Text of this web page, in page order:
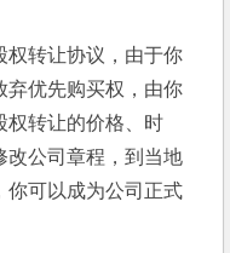
权转让协议，由于你
弃优先购买权，由你
权转让的价格、时
改公司章程，到当地
你可以成为公司正式